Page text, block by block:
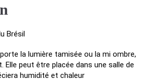
Brésil
la lumière tamisée ou la mi ombre,
Elle peut être placée dans une salle de
humidité et chaleur